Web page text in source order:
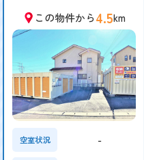
この物件から4.5km
空室状況 -